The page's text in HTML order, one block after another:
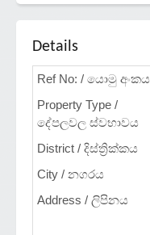
Details
Ref No: / යොමු අංකය
Property Type /
දේපලවල ස්වභාවය
District / දිස්ත්‍රික්කය
City / නගරය
Address / ලිපිනය